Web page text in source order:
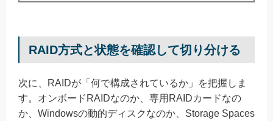
RAID方式と状態を確認して切り分ける
次に、RAIDが「何で構成されているか」を把握しま
す。オンボードRAIDなのか、専用RAIDカードなの
か、Windowsの動的ディスクなのか、Storage Spaces